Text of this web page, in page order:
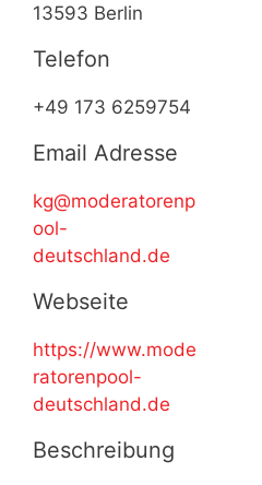
13593 Berlin
Telefon
+49 173 6259754
Email Adresse
kg@moderatorenp
ool-
deutschland.de
Webseite
https://www.mode
ratorenpool-
deutschland.de
Beschreibung